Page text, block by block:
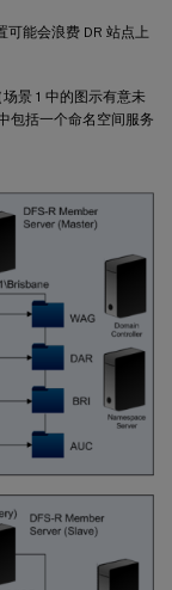
可能会浪费 DR 站点上
景 1 中的图示有意未
包括一个命名空间服务